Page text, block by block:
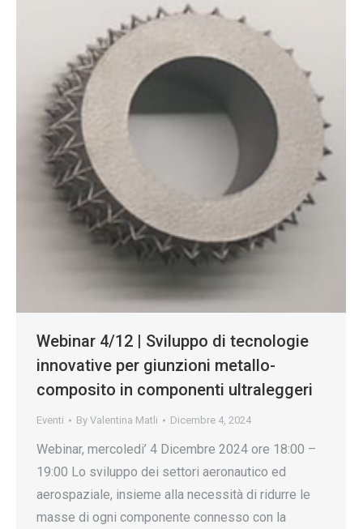
Webinar 4/12 | Sviluppo di tecnologie
innovative per giunzioni metallo-
composito in componenti ultraleggeri
Eventi By Valentina Matli Dicembre 4, 2024
Webinar, mercoledi’ 4 Dicembre 2024 ore 18:00 –
19:00 Lo sviluppo dei settori aeronautico ed
aerospaziale, insieme alla necessità di ridurre le
masse di ogni componente connesso con la